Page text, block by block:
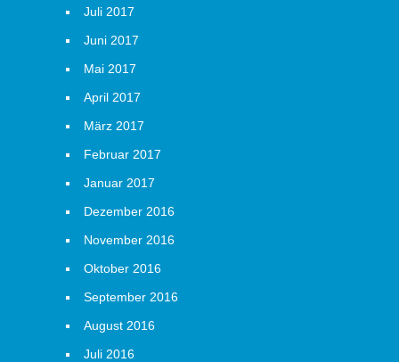
Juli 2017
Juni 2017
Mai 2017
April 2017
März 2017
Februar 2017
Januar 2017
Dezember 2016
November 2016
Oktober 2016
September 2016
August 2016
Juli 2016